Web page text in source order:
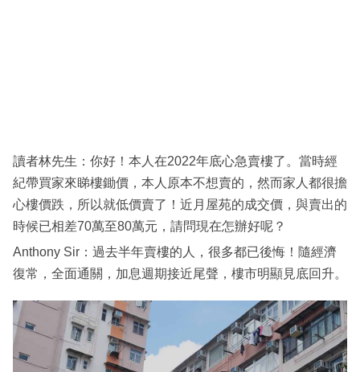
區
讀者林先生：你好！本人在2022年底心急賣樓了。當時經
紀帶買家來睇樓鋤價，本人原本不想賣的，然而家人都很擔
心樓價跌，所以就低價賣了！近月屋苑的成交價，與賣出的
時候已相差70萬至80萬元，請問現在怎辦好呢？
Anthony Sir：過去半年賣樓的人，很多都已後悔！隨經濟
復常，全面通關，加息週期接近尾聲，樓市明顯見底回升。